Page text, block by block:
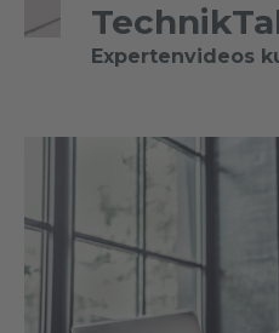
Expertenvideos